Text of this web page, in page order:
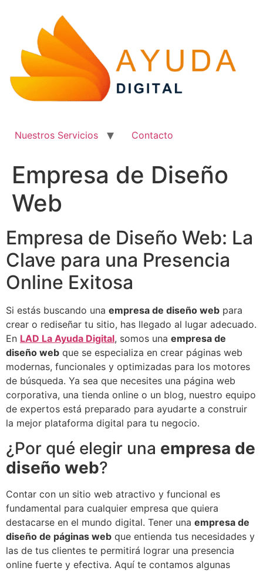
contenido
Nuestros Servicios Contacto
Empresa de Diseño
Web
Empresa de Diseño Web: La
Clave para una Presencia
Online Exitosa
Si estás buscando una empresa de diseño web para
crear o rediseñar tu sitio, has llegado al lugar adecuado.
En LAD La Ayuda Digital, somos una empresa de
diseño web que se especializa en crear páginas web
modernas, funcionales y optimizadas para los motores
de búsqueda. Ya sea que necesites una página web
corporativa, una tienda online o un blog, nuestro equipo
de expertos está preparado para ayudarte a construir
la mejor plataforma digital para tu negocio.
¿Por qué elegir una empresa de
diseño web?
Contar con un sitio web atractivo y funcional es
fundamental para cualquier empresa que quiera
destacarse en el mundo digital. Tener una empresa de
diseño de páginas web que entienda tus necesidades y
las de tus clientes te permitirá lograr una presencia
online fuerte y efectiva. Aquí te contamos algunas